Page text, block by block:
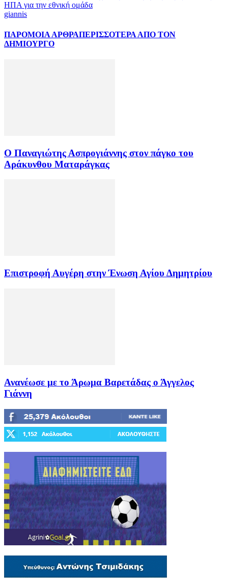
ΗΠΑ για την εθνική ομάδα
giannis
ΠΑΡΟΜΟΙΑ ΑΡΘΡΑΠΕΡΙΣΣΟΤΕΡΑ ΑΠΟ ΤΟΝ
ΔΗΜΙΟΥΡΓΟ
Ο Παναγιώτης Ασπρογιάννης στον πάγκο του
Αράκυνθου Ματαράγκας
Επιστροφή Αυγέρη στην Ένωση Αγίου Δημητρίου
Ανανέωσε με το Άρωμα Βαρετάδας ο Άγγελος
Γιάννη